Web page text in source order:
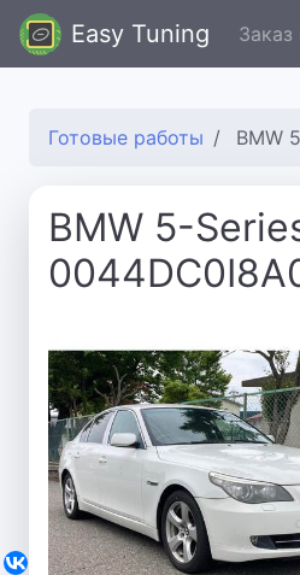
Easy Tuning
Готовые работы BMW
BMW 5-